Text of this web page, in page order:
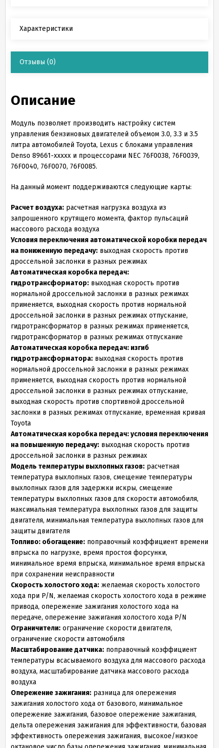
Характеристики
Отзывы (0)
Описание
Модуль позволяет производить настройку систем
управления бензиновых двигателей объемом 3.0, 3.3 и 3.5
литра автомобилей Toyota, Lexus с блоками управления
Denso 89661-xxxxx и процессорами NEC 76F0038, 76F0039,
76F0040, 76F0070, 76F0085.
На данный момент поддерживаются следующие карты:
Расчет воздуха: расчетная нагрузка воздуха из
запрошенного крутящего момента, фактор пульсаций
массового расхода воздуха
Условия переключения автоматической коробки передач
на пониженную передачу: выходная скорость против
дроссельной заслонки в разных режимах
Автоматическая коробка передач:
гидротрансформатор: выходная скорость против
нормальной дроссельной заслонки в разных режимах
применяется, выходная скорость против нормальной
дроссельной заслонки в разных режимах отпускание,
гидротрансформатор в разных режимах применяется,
гидротрансформатор в разных режимах отпускание
Автоматическая коробка передач: изгиб
гидротрансформатора: выходная скорость против
нормальной дроссельной заслонки в разных режимах
применяется, выходная скорость против нормальной
дроссельной заслонки в разных режимах отпускание,
выходная скорость против спортивной дроссельной
заслонки в разных режимах отпускание, временная кривая
Toyota
Автоматическая коробка передач: условия переключения
на повышенную передачу: выходная скорость против
дроссельной заслонки в разных режимах
Модель температуры выхлопных газов: расчетная
температура выхлопных газов, смещение температуры
выхлопных газов для задержки искры, смещение
температуры выхлопных газов для скорости автомобиля,
максимальная температура выхлопных газов для защиты
двигателя, минимальная температура выхлопных газов для
защиты двигателя
Топливо: обогащение: поправочный коэффициент времени
впрыска по нагрузке, время простоя форсунки,
минимальное время впрыска, минимальное время впрыска
при сохранении неисправности
Скорость холостого хода: желаемая скорость холостого
хода при P/N, желаемая скорость холостого хода в режиме
привода, опережение зажигания холостого хода на
передаче, опережение зажигания холостого хода P/N
Ограничители: ограничение скорости двигателя,
ограничение скорости автомобиля
Масштабирование датчика: поправочный коэффициент
температуры всасываемого воздуха для массового расхода
воздуха, масштабирование датчика массового расхода
воздуха
Опережение зажигания: разница для опережения
зажигания холостого хода от базового, минимальное
опережение зажигания, базовое опережение зажигания,
дельта опережения зажигания для эффективности, базовая
эффективность опережения зажигания, высокое/низкое